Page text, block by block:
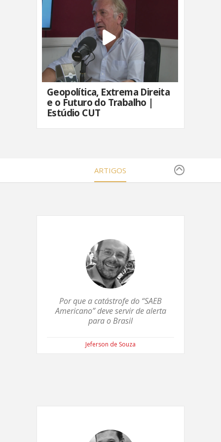
Geopolítica, Extrema Direita
e o Futuro do Trabalho |
Estúdio CUT
ARTIGOS
Por que a catástrofe do “SAEB
Americano” deve servir de alerta
para o Brasil
Jeferson de Souza